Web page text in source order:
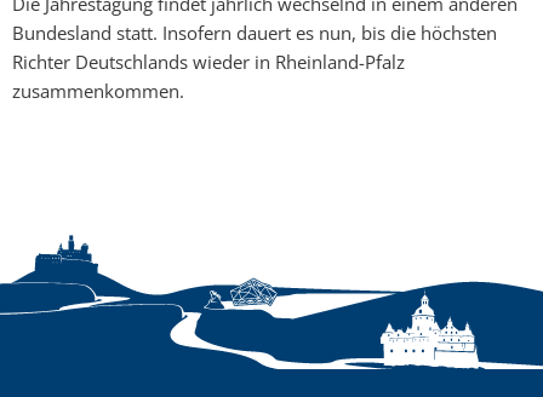
Bundesland statt. Insofern dauert es nun, bis die höchsten
Richter Deutschlands wieder in Rheinland-Pfalz
zusammenkommen.